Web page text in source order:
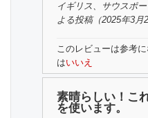
イギリス、サウスポ
よる投稿（2025年3月
このレビューは参考
はいいえ
素晴らしい！こ
を使います。